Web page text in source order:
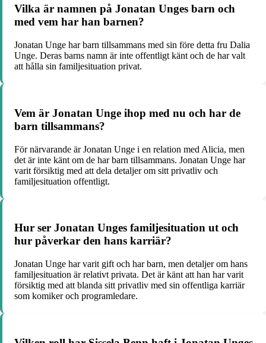
Vilka är namnen på Jonatan Unges barn och
med vem har han barnen?
Jonatan Unge har barn tillsammans med sin före detta fru Dalia
Unge. Deras barns namn är inte offentligt känt och de har valt
att hålla sin familjesituation privat.
Vem är Jonatan Unge ihop med nu och har de
barn tillsammans?
För närvarande är Jonatan Unge i en relation med Alicia, men
det är inte känt om de har barn tillsammans. Jonatan Unge har
varit försiktig med att dela detaljer om sitt privatliv och
familjesituation offentligt.
Hur ser Jonatan Unges familjesituation ut och
hur påverkar den hans karriär?
Jonatan Unge har varit gift och har barn, men detaljer om hans
familjesituation är relativt privata. Det är känt att han har varit
försiktig med att blanda sitt privatliv med sin offentliga karriär
som komiker och programledare.